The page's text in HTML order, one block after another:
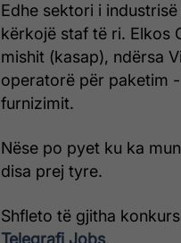
Edhe sektori i
kërkojë staf të ri. Elkos
mishit (kasap), ndërsa
operatorë për paketim
furnizimit.
Nëse po pyet ku ka
disa prej tyre.
Shfleto të gjitha
Telegrafi Jobs.